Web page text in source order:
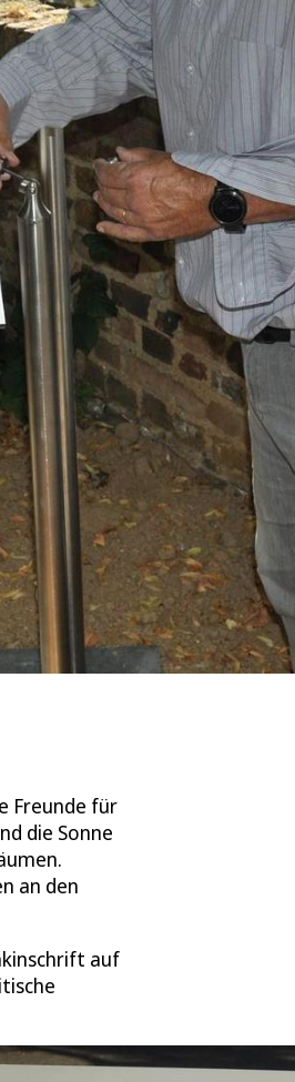
Freunde für
die Sonne
an den
auf